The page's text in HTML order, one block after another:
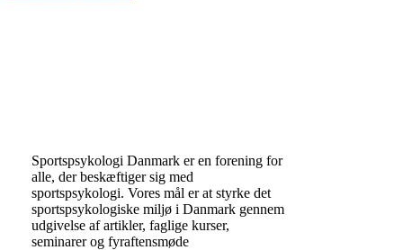
Sportspsykologi Danmark er en forening for
alle, der beskæftiger sig med
sportspsykologi. Vores mål er at styrke det
sportspsykologiske miljø i Danmark gennem
udgivelse af artikler, faglige kurser,
seminarer og fyraftensmøde